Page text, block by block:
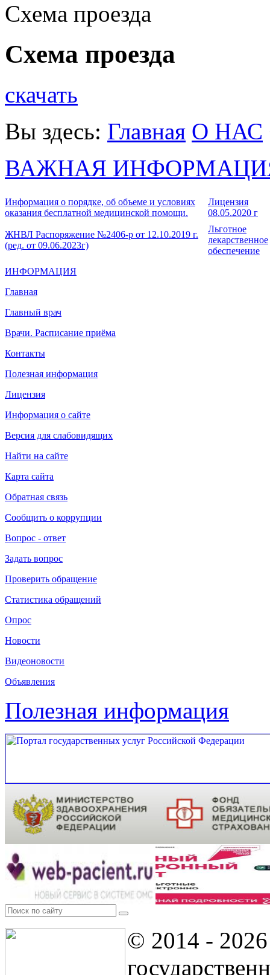
Схема проезда
Схема проезда
скачать
Вы здесь: Главная О НАС
ВАЖНАЯ
Информация о порядке, об объеме и условиях
оказания бесплатной медицинской помощи.
Лицензия
08.05.2020 г
ЖНВЛ Распоряжение №2406-р от 12.10.2019 г.
(ред. от 09.06.2023г)
Льготное
лекарственное
обеспечение
ИНФОРМАЦИЯ
Главная
Главный врач
Врачи. Расписание приёма
Контакты
Полезная информация
Лицензия
Информация о сайте
Версия для слабовидящих
Найти на сайте
Карта сайта
Обратная связь
Сообщить о коррупции
Вопрос - ответ
Задать вопрос
Проверить обращение
Статистика обращений
Опрос
Новости
Видеоновости
Объявления
Полезная информация
© 2014 -